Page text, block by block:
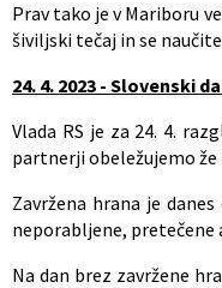
Prav tako je v Mariboru
šiviljski tečaj in se
24. 4. 2023 - Slovenski
Vlada RS je za 24. 4.
partnerji obeležujemo
Zavržena hrana je
neporabljene, pretečene
Na dan brez zavržene